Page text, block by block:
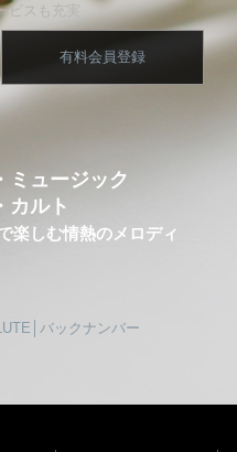
スも充実
有料会員登録
ミュージック
カルト
楽しむ情熱のメロディ
バックナンバー